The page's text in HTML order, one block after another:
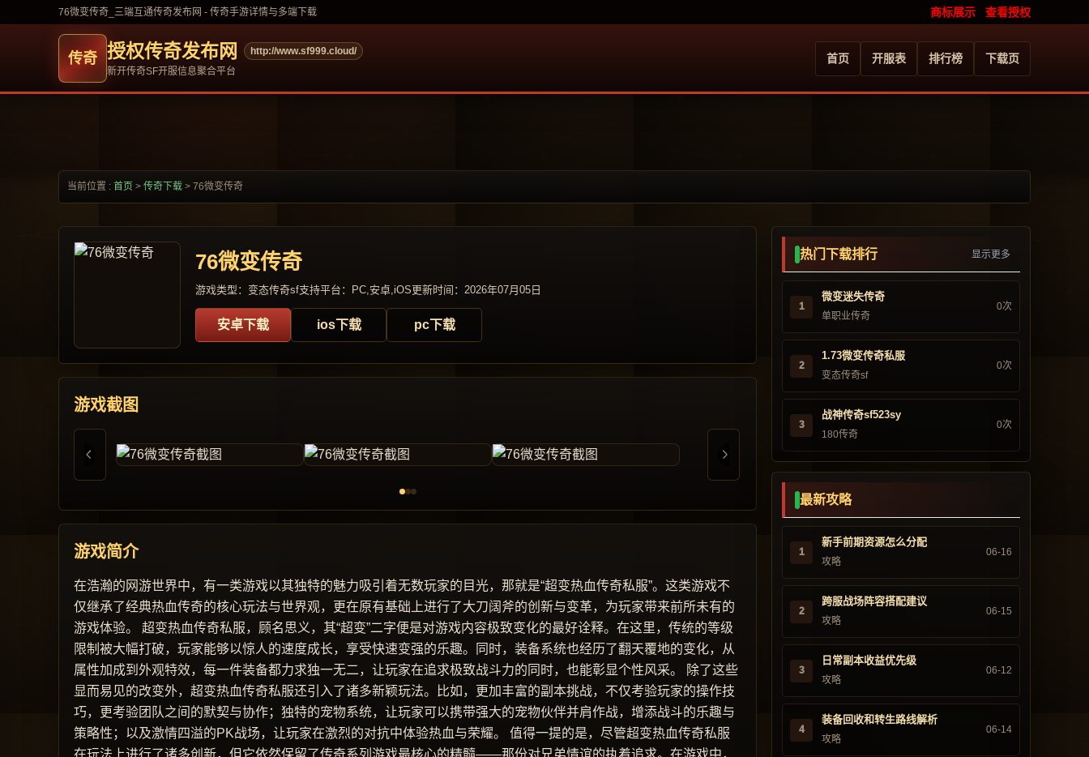
76微变传奇_三端互通传奇发布网 - 传奇手游详情与多端下载 商标展示 查看授权
授权传奇发布网
http://www.sf999.cloud/
新开传奇SF开服信息聚合平台
首页 开服表 排行榜 下载页
当前位置 : 首页 > 传奇下载 > 76微变传奇
76微变传奇
游戏类型：变态传奇sf支持平台：PC,安卓,iOS更新时间：2026年07月05日
安卓下载 ios下载 pc下载
游戏截图
游戏简介
在浩瀚的网游世界中，有一类游戏以其独特的魅力吸引着无数玩家的目光，那就是“超变热血传奇私服”。这类游戏不
仅继承了经典热血传奇的核心玩法与世界观，更在原有基础上进行了大刀阔斧的创新与变革，为玩家带来前所未有的
游戏体验。 超变热血传奇私服，顾名思义，其“超变”二字便是对游戏内容极致变化的最好诠释。在这里，传统的等级
限制被大幅打破，玩家能够以惊人的速度成长，享受快速变强的乐趣。同时，装备系统也经历了翻天覆地的变化，从
属性加成到外观特效，每一件装备都力求独一无二，让玩家在追求极致战斗力的同时，也能彰显个性风采。 除了这些
显而易见的改变外，超变热血传奇私服还引入了诸多新颖玩法。比如，更加丰富的副本挑战，不仅考验玩家的操作技
巧，更考验团队之间的默契与协作；独特的宠物系统，让玩家可以携带强大的宠物伙伴并肩作战，增添战斗的乐趣与
策略性；以及激情四溢的PK战场，让玩家在激烈的对抗中体验热血与荣耀。 值得一提的是，尽管超变热血传奇私服
在玩法上进行了诸多创新，但它依然保留了传奇系列游戏最核心的精髓——那份对兄弟情谊的执着追求。在游戏中，
热门下载排行 显示更多
1
微变迷失传奇
单职业传奇
0次
2
1.73微变传奇私服
变态传奇sf
0次
3
战神传奇sf523sy
180传奇
0次
最新攻略
1
新手前期资源怎么分配
攻略
06-16
2
跨服战场阵容搭配建议
攻略
06-15
3
日常副本收益优先级
攻略
06-12
4
装备回收和转生路线解析
攻略
06-14